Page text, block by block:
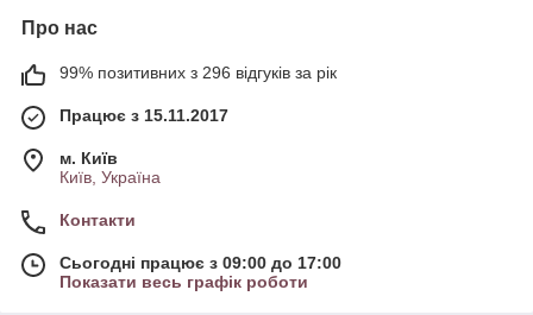
Про нас
99% позитивних з 296 відгуків за рік
Працює з 15.11.2017
м. Київ
Київ, Україна
Контакти
Сьогодні працює з 09:00 до 17:00
Показати весь графік роботи